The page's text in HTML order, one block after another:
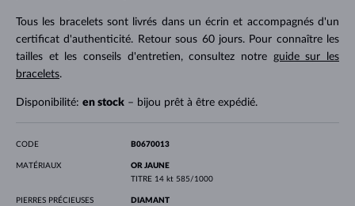
Tous les bracelets sont livrés dans un écrin et accompagnés d'un
certificat d'authenticité. Retour sous 60 jours. Pour connaître les
tailles et les conseils d'entretien, consultez notre guide sur les
bracelets.
Disponibilité: en stock– bijou prêt à être expédié.
CODE B0670013
MATÉRIAUX
OR JAUNE
TITRE 14 kt 585/1000
PIERRES PRÉCIEUSES
DIAMANT